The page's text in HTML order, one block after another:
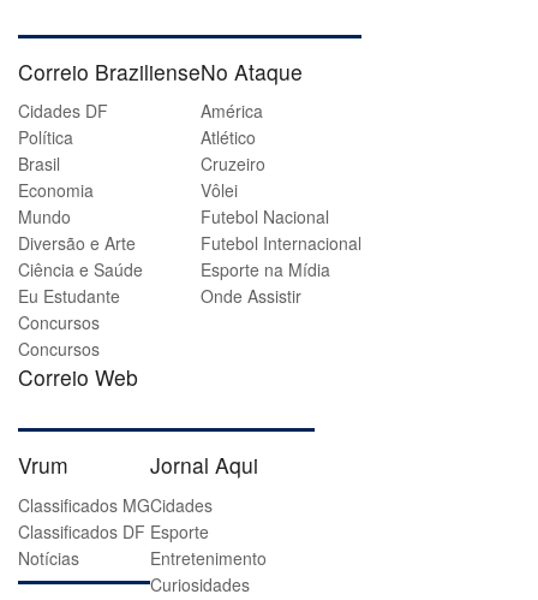
Correio Braziliense
Cidades DF
Política
Brasil
Economia
Mundo
Diversão e Arte
Ciência e Saúde
Eu Estudante
Concursos
Concursos
Correio Web
No Ataque
América
Atlético
Cruzeiro
Vôlei
Futebol Nacional
Futebol Internacional
Esporte na Mídia
Onde Assistir
Vrum
Classificados MG
Classificados DF
Notícias
Jornal Aqui
Cidades
Esporte
Entretenimento
Curiosidades